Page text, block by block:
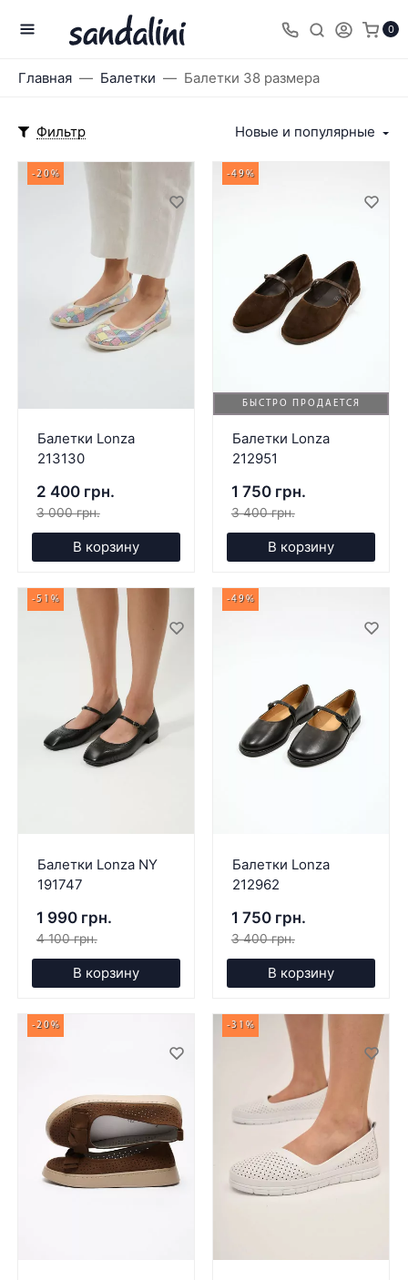
0
Главная Балетки Балетки 38 размера
Фильтр Новые и популярные
-20%
Балетки Lonza
213130
2 400 грн.
3 000 грн.
В корзину
БЫСТРО ПРОДАЕТСЯ
-49%
Балетки Lonza
212951
1 750 грн.
3 400 грн.
В корзину
-51%
Балетки Lonza NY
191747
1 990 грн.
4 100 грн.
В корзину
-49%
Балетки Lonza
212962
1 750 грн.
3 400 грн.
В корзину
-20% -31%